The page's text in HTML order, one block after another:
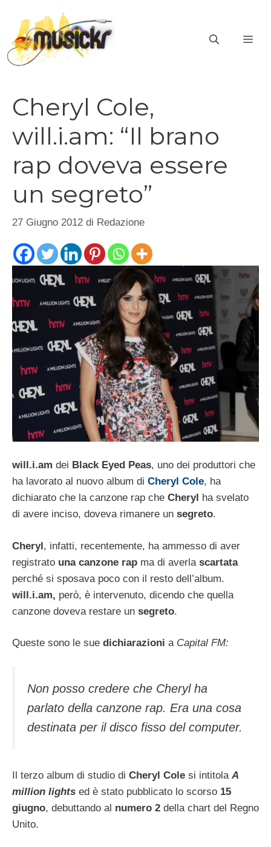
contenuto
Cheryl Cole,
will.i.am: “Il brano
rap doveva essere
un segreto”
27 Giugno 2012 di Redazione
will.i.am dei Black Eyed Peas, uno dei produttori che
ha lavorato al nuovo album di Cheryl Cole, ha
dichiarato che la canzone rap che Cheryl ha svelato
di avere inciso, doveva rimanere un segreto.
Cheryl, infatti, recentemente, ha ammesso di aver
registrato una canzone rap ma di averla scartata
perché si sposava poco con il resto dell’album.
will.i.am, però, è intervenuto, dicendo che quella
canzone doveva restare un segreto.
Queste sono le sue dichiarazioni a Capital FM:
Non posso credere che Cheryl ha
parlato della canzone rap. Era una cosa
destinata per il disco fisso del computer.
Il terzo album di studio di Cheryl Cole si intitola A
million lights ed è stato pubblicato lo scorso 15
giugno, debuttando al numero 2 della chart del Regno
Unito.